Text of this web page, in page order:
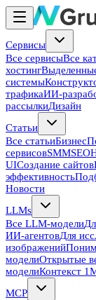
Сервисы
Все сервисыВсе
хостинг
системы
трафикаИИ-
рассылкиДизайн
Статьи
Все статьиБизнес
сервисовSMMSEO
UIСоздание сайтов
эффективность
Новости
LLMs
Все LLM-модели
ИИ-агентовДля
изображений
моделиОткрытые
моделиКонтекст
MCP